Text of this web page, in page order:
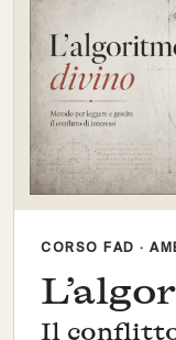
CORSO FAD ·
Il